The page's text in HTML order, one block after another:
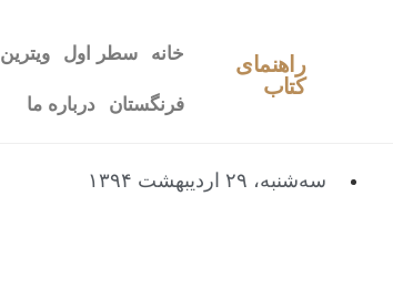
راهنمای
کتاب
خانه سطر اول ویترین
فرنگستان درباره ما
سه‌شنبه، ۲۹ اردیبهشت ۱۳۹۴